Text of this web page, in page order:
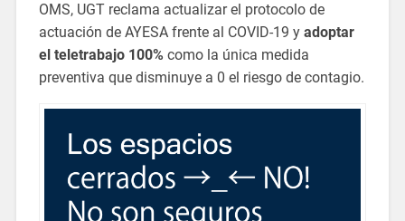
OMS, UGT reclama actualizar el protocolo de
actuación de AYESA frente al COVID-19 y adoptar
el teletrabajo 100% como la única medida
preventiva que disminuye a 0 el riesgo de contagio.